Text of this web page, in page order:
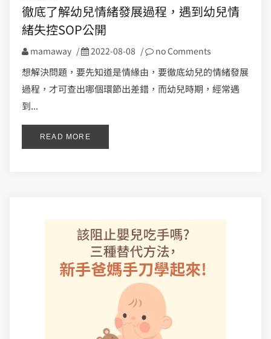
徹底了解幼兒情緒發展過程，遇到幼兒情
緒失控SOP公開
mamaway / 2022-08-08 / no Comments
想解決問題，要先知道是情緣由，要徹底幼兒的情緒發展
過程，才可查出哪個環節出差錯，而幼兒時期，經常遇
到...
READ MORE